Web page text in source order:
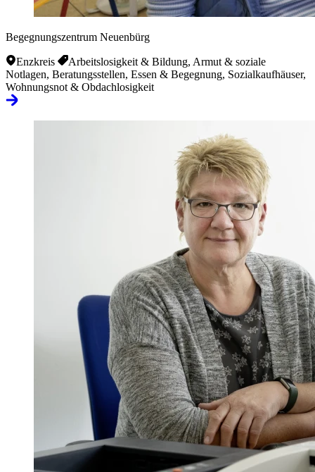
Begegnungszentrum Neuenbürg
Enzkreis
Arbeitslosigkeit & Bildung, Armut & soziale
Notlagen, Beratungsstellen, Essen & Begegnung, Sozialkaufhäuser,
Wohnungsnot & Obdachlosigkeit